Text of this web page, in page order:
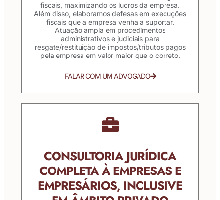
fiscais, maximizando os lucros da empresa.
Além disso, elaboramos defesas em execuções
fiscais que a empresa venha a suportar.
Atuação ampla em procedimentos
administrativos e judiciais para
resgate/restituição de impostos/tributos pagos
pela empresa em valor maior que o correto.
FALAR COM UM ADVOGADO
CONSULTORIA JURÍDICA
COMPLETA À EMPRESAS E
EMPRESÁRIOS, INCLUSIVE